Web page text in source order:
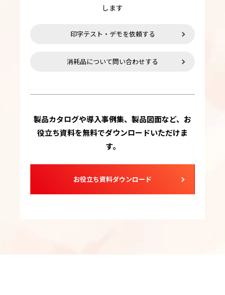
します
印字テスト・デモを依頼する
消耗品について問い合わせする
製品カタログや導入事例集、製品図面など、お
役立ち資料を無料でダウンロードいただけま
す。
お役立ち資料ダウンロード